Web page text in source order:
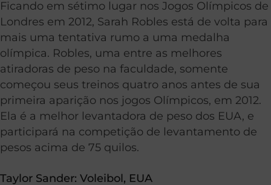
Ficando em sétimo lugar nos Jogos Olímpicos de
Londres em 2012, Sarah Robles está de volta para
mais uma tentativa rumo a uma medalha
olímpica. Robles, uma entre as melhores
atiradoras de peso na faculdade, somente
começou seus treinos quatro anos antes de sua
primeira aparição nos jogos Olímpicos, em 2012.
Ela é a melhor levantadora de peso dos EUA, e
participará na competição de levantamento de
pesos acima de 75 quilos.
Taylor Sander: Voleibol, EUA